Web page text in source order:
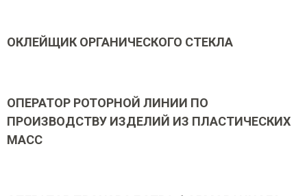
ОКЛЕЙЩИК ОРГАНИЧЕСКОГО СТЕКЛА
ОПЕРАТОР РОТОРНОЙ ЛИНИИ ПО
ПРОИЗВОДСТВУ ИЗДЕЛИЙ ИЗ ПЛАСТИЧЕСКИХ
МАСС